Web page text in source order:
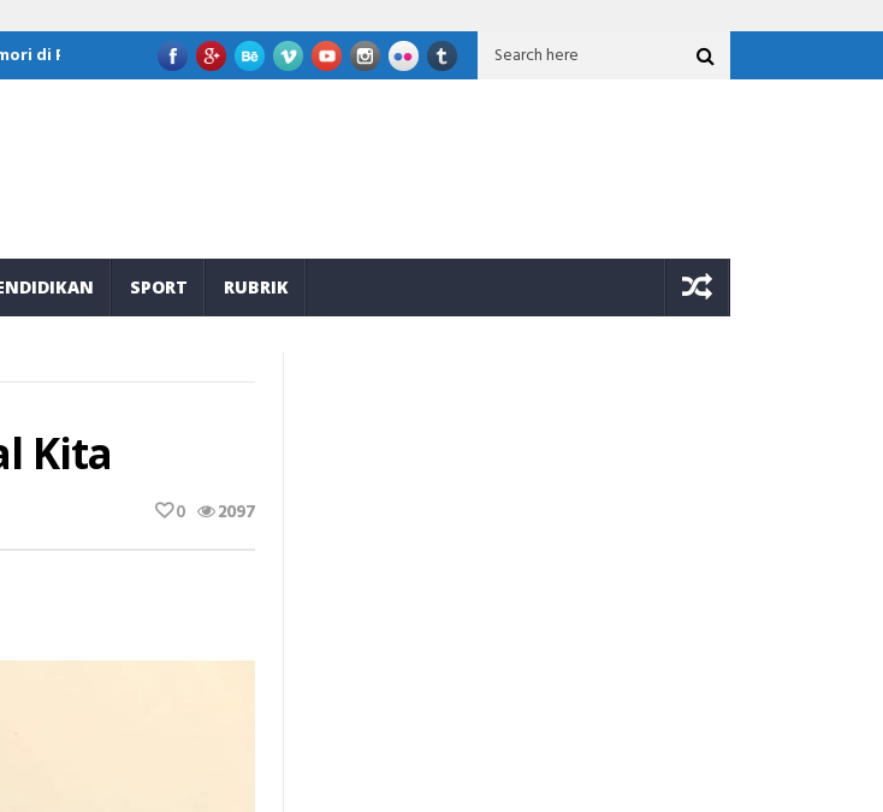
Kepemimpinan Nasional GFLN 2026 JOB Tomori Salurkan Bantuan Untuk Korban Gempa Sigi
SPORT RUBRIK
Kita
2097
0